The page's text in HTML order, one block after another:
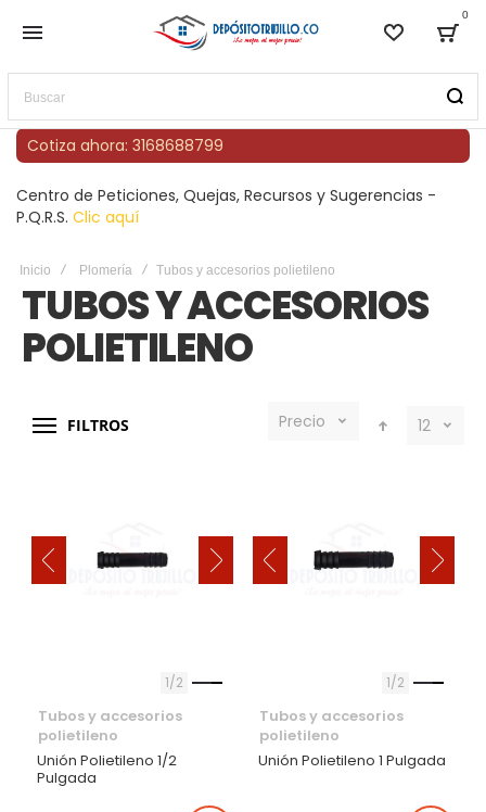
Lista de
0
Buscar
Cotiza ahora: 3168688799
Centro de Peticiones, Quejas, Recursos y Sugerencias -
P.Q.R.S. Clic aquí
Inicio Plomería Tubos y accesorios polietileno
TUBOS Y ACCESORIOS
POLIETILENO
FILTROS Precio 12
‹ ›
1 2
Tubos y accesorios
polietileno
Unión Polietileno 1/2
Pulgada
‹ ›
1 2
Tubos y accesorios
polietileno
Unión Polietileno 1 Pulgada